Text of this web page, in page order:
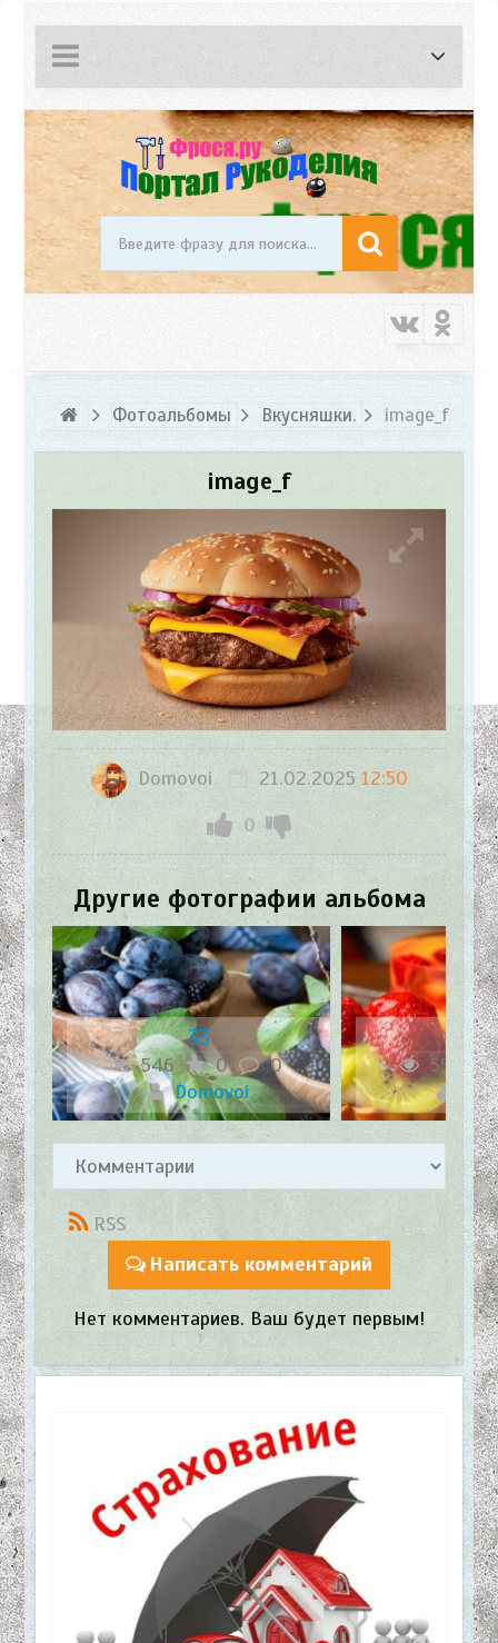
Фотоальбомы Вкусняшки. image_f
image_f
Domovoi 21.02.2025 12:50
0
Другие фотографии альбома
33
546 0
0
Domovoi
22
558
RSS
Написать комментарий
Нет комментариев. Ваш будет первым!